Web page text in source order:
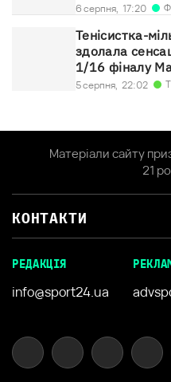
6 серпня, 17:20
Тенісистка-
здолала
1/16 фіналу
5 серпня, 22:02
Матеріали сайту
21
КОНТАКТИ
РЕДАКЦІЯ
info@sport24.ua